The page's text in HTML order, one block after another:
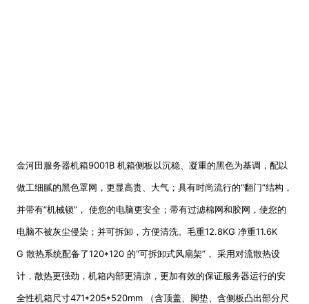
金河田服务器机箱9001B 机箱侧板以沉稳、凝重的黑色为基调，配以
做工细腻的黑色罩网，更显高贵、大气；具有时尚流行的“翻门”结构，
并带有“机械锁” ， 使您的电脑更安全；带有过滤棉网和胶网，使您的
电脑不被灰尘侵染；并可拆卸，方便清洗。毛重12.8KG 净重11.6K
G 散热系统配备了120*120 的“可拆卸式风扇架” ， 采用对流散热设
计，散热更强劲，机箱内部更清凉，更加有效的保证服务器运行的安
全性机箱尺寸471*205*520mm
（含顶盖、脚垫、含侧板凸出部分尺